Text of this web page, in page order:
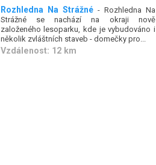
Rozhledna Na Strážné- Rozhledna Na
Strážné se nachází na okraji nově
založeného lesoparku, kde je vybudováno i
několik zvláštních staveb - domečky pro...
Vzdálenost: 12 km